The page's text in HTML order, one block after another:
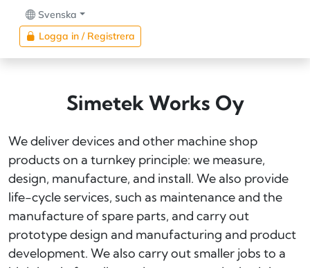
Svenska
Logga in / Registrera
Simetek Works Oy
We deliver devices and other machine shop
products on a turnkey principle: we measure,
design, manufacture, and install. We also provide
life-cycle services, such as maintenance and the
manufacture of spare parts, and carry out
prototype design and manufacturing and product
development. We also carry out smaller jobs to a